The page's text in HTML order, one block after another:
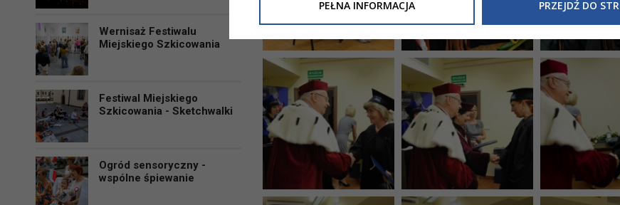
Wernisaż Festiwalu
Miejskiego Szkicowania
Festiwal Miejskiego
Szkicowania - Sketchwalki
Ogród sensoryczny -
wspólne śpiewanie
Niniejsza informacja nie wymaga od Państwa żadnych dodatkowych
PEŁNA INFORMACJA PRZEJDŹ DO